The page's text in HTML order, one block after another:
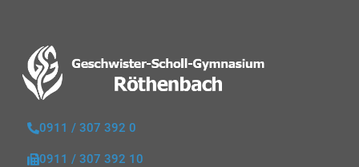
0911 / 307 392 0
0911 / 307 392 10